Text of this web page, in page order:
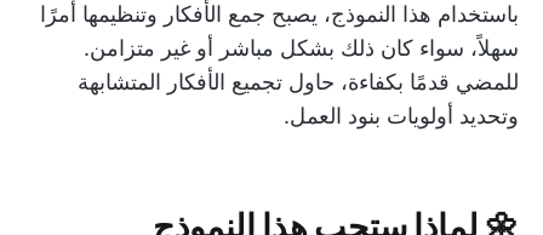
باستخدام هذا النموذج، يصبح جمع الأفكار وتنظيمها أمرًا
سهلاً، سواء كان ذلك بشكل مباشر أو غير متزامن.
للمضي قدمًا بكفاءة، حاول تجميع الأفكار المتشابهة
وتحديد أولويات بنود العمل.
🌼 لماذا ستحب هذا النموذج